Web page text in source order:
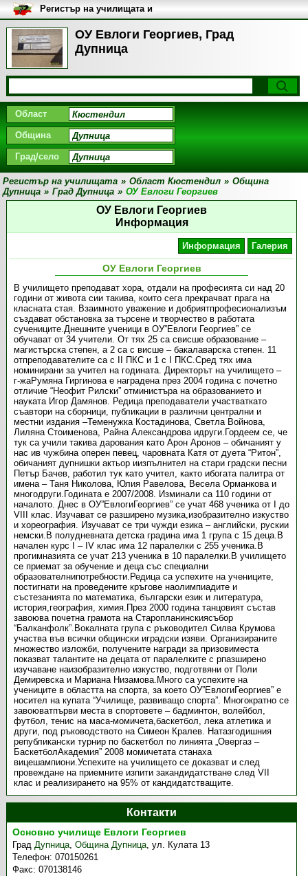
ОУ Евлоги Георгиев, Град
Дупница
Регистър на училищата и
университетите в България
Област
Община
Град/село
Регистър на училищата » Област Кюстендил » Община
Дупница » Град Дупница » ОУ Евлоги Георгиев
ОУ Евлоги Георгиев
Информация
Информация Галерия
ОУ Евлоги Георгиев
В училището преподават хора, отдали на професията си над 20
години от живота сии такива, които сега прекрачват прага на
класната стая. Взаимното уважение и добриятпрофесионализъм
създават обстановка за търсене и творчество в работата
сучениците.Днешните ученици в ОУ”Евлоги Георгиев” се
обучават от 34 учители. От тях 25 са свисше образование –
магистърска степен, а 2 са с висше – бакалаварска степен. 11
отпреподавателите са с II ПКС и 1 с I ПКС.Сред тях има
номинирани за учител на годината. Директорът на училището –
г-жаРумяна Гиргинова е наградена през 2004 година с почетно
отличие “Неофит Рилски” отминистъра на образованието и
науката Игор Дамянов. Редица преподаватели участваткато
съавтори на сборници, публикации в различни централни и
местни издания –Теменужка Костадинова, Светла Войнова,
Лиляна Стоименова, Райна Александрова идруги.Гордеем се, че
тук са учили такива дарования като Арон Аронов – обичаният у
нас ив чужбина оперен певец, чаровната Катя от дуета “Ритон”,
обичаният дупнишки актьор иизпълнител на стари градски песни
Петър Бачев, работил тук като учител, както ибогата палитра от
имена – Таня Николова, Юлия Равелова, Весела Орманкова и
многодруги.Годината е 2007/2008. Изминали са 110 години от
началото. Днес в ОУ”ЕвлогиГеоргиев” се учат 468 ученика от I до
VIII клас. Изучават се разширено музика,изобразително изкуство
и хореография. Изучават се три чужди езика – английски, рускии
немски.В полудневната детска градина има 1 група с 15 деца.В
начален курс І – ІV клас има 12 паралелки с 255 ученика.В
прогимназията се учат 213 ученика в 10 паралелки.В училището
се приемат за обучение и деца със специални
образователнипотребности.Редица са успехите на учениците,
постигнати на проведените кръгове наолимпиадите и
състезанията по математика, български език и литература,
история,география, химия.През 2000 година танцовият състав
завоюва почетна грамота на Старопланинскиясъбор
“Балканфолк”.Вокалната група с ръководител Силва Крумова
участва във всички общински иградски изяви. Организираните
множество изложби, получените награди за призовиместа
показват талантите на децата от паралелките с рпазширено
изучаване наизобразително изкуство, подготвяни от Поли
Демиревска и Мариана Низамова.Много са успехите на
учениците в областта на спорта, за което ОУ”ЕвлогиГеоргиев” е
носител на купата “Училище, развиващо спорта”. Многократно се
завоюватпърви места в спортовете – бадминтон, волейбол,
футбол, тенис на маса-момичета,баскетбол, лека атлетика и
други, под ръководството на Симеон Кралев. Натазгодишния
републикански турнир по баскетбол по линията „Овергаз –
БаскетболАкадемия” 2008 момичетата станаха
вицешампиони.Успехите на училището се доказват и след
провеждане на приемните изпити закандидатстване след VІІ
клас и реализирането на 95% от кандидатстващите.
Контакти
Основно училище Евлоги Георгиев
ГрадДупница,Община Дупница,ул. Кулата 13
Телефон:070150261
Факс:070138146